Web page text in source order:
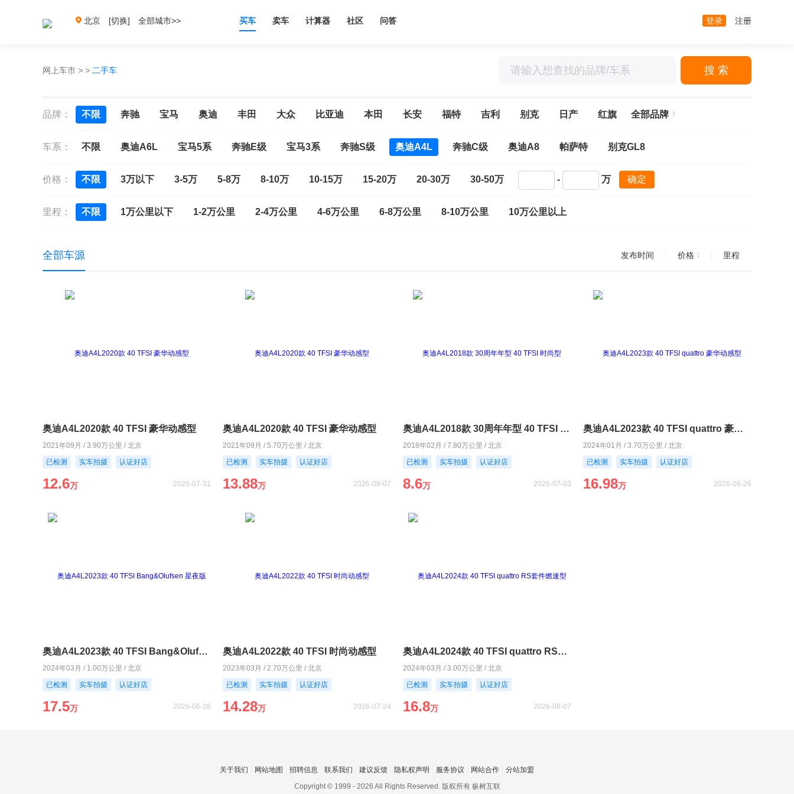
北京 [切换] 全部城市>> 买车 卖车 计算器 社区 问答 登录 注册
网上车市 > > 二手车 搜 索
品牌： 不限 奔驰 宝马 奥迪 丰田 大众 比亚迪 本田 长安 福特 吉利 别克 日产 红旗 全部品牌
车系： 不限 奥迪A6L 宝马5系 奔驰E级 宝马3系 奔驰S级 奥迪A4L 奔驰C级 奥迪A8 帕萨特 别克GL8
价格： 不限 3万以下 3-5万 5-8万 8-10万 10-15万 15-20万 20-30万 30-50万 - 万 确定
里程： 不限 1万公里以下 1-2万公里 2-4万公里 4-6万公里 6-8万公里 8-10万公里 10万公里以上
全部车源 发布时间 价格 里程
奥迪A4L2020款 40 TFSI 豪华动感型
2021年09月 / 3.90万公里 / 北京
已检测
实车拍摄 认证好店
12.6万 2026-07-31
奥迪A4L2020款 40 TFSI 豪华动感型
2021年09月 / 5.70万公里 / 北京
已检测
实车拍摄 认证好店
13.88万 2026-08-07
奥迪A4L2018款 30周年年型 40 TFSI 时尚型
2018年02月 / 7.80万公里 / 北京
已检测
实车拍摄 认证好店
8.6万 2026-07-03
奥迪A4L2023款 40 TFSI quattro 豪华动感型
2024年01月 / 3.70万公里 / 北京
已检测
实车拍摄 认证好店
16.98万 2026-06-26
奥迪A4L2023款 40 TFSI Bang&Olufsen 星夜版
2024年03月 / 1.00万公里 / 北京
已检测
实车拍摄 认证好店
17.5万 2026-06-28
奥迪A4L2022款 40 TFSI 时尚动感型
2023年03月 / 2.70万公里 / 北京
已检测
实车拍摄 认证好店
14.28万 2026-07-24
奥迪A4L2024款 40 TFSI quattro RS套件燃速型
2024年03月 / 3.00万公里 / 北京
已检测
实车拍摄 认证好店
16.8万 2026-08-07
关于我们 网站地图 招聘信息 联系我们 建议反馈 隐私权声明 服务协议 网站合作
分站加盟
Copyright © 1999 - 2026 All Rights Reserved. 版权所有 枞树互联